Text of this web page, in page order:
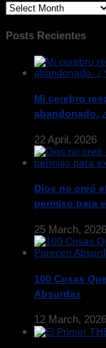
Archivo
Posts Recientes
Mi cerebro
abandonado.
22 April, 2026
Dios no creó
permiso para
25 March, 2026
100 Cosas
Absurdas
12 March, 2026